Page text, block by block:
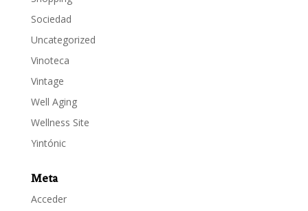
Sociedad
Uncategorized
Vinoteca
Vintage
Well Aging
Wellness Site
Yintónic
Meta
Acceder